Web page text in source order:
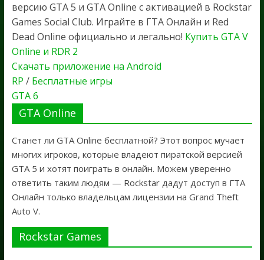
версию GTA 5 и GTA Online с активацией в Rockstar
Games Social Club. Играйте в ГТА Онлайн и Red
Dead Online официально и легально! Купить GTA V
Online и RDR 2
Скачать приложение на Android
RP / Бесплатные игры
GTA 6
GTA Online
Станет ли GTA Online бесплатной? Этот вопрос мучает
многих игроков, которые владеют пиратской версией
GTA 5 и хотят поиграть в онлайн. Можем уверенно
ответить таким людям — Rockstar дадут доступ в ГТА
Онлайн только владельцам лицензии на Grand Theft
Auto V.
Rockstar Games